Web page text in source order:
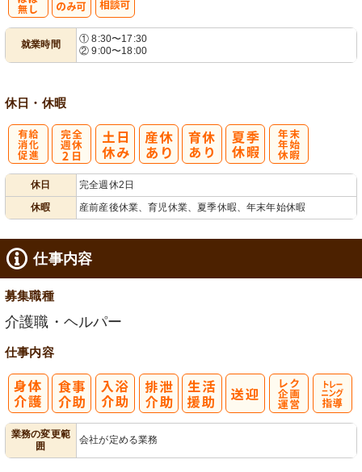
就業時間
① 8:30〜17:30
② 9:00〜18:00
休日・休暇
休日
完全週休2日
休暇
産前産後休業、育児休業、夏季休暇、年末年始休暇
仕事内容
募集職種
介護職・ヘルパー
仕事内容
業務の変更範
囲
会社が定める業務